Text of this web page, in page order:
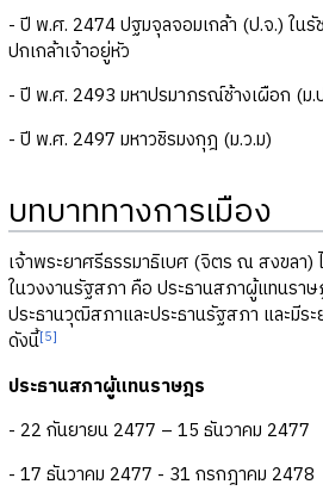
- ปี พ.ศ. 2474 ปฐมจุลจอมเกล้า (ป.จ.) ในรั
ปกเกล้าเจ้าอยู่หัว
- ปี พ.ศ. 2493 มหาปรมาภรณ์ช้างเผือก (ม.
- ปี พ.ศ. 2497 มหาวชิรมงกุฎ (ม.ว.ม)
บทบาททางการเมือง
เจ้าพระยาศรีธรรมาธิเบศ (จิตร ณ สงขลา
ในวงงานรัฐสภา คือ ประธานสภาผู้แทนรา
ประธานวุฒิสภาและประธานรัฐสภา และมีระ
ดังนี้[5]
ประธานสภาผู้แทนราษฎร
- 22 กันยายน 2477 – 15 ธันวาคม 2477
- 17 ธันวาคม 2477 - 31 กรกฎาคม 2478